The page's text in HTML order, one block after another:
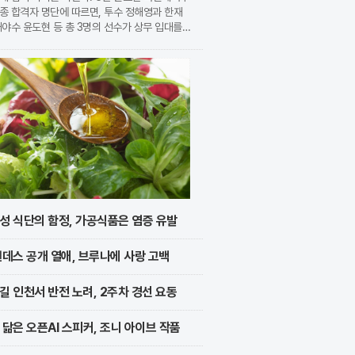
합격자 명단에 따르면, 투수 정해영과 한재
수 윤도현 등 총 3명의 선수가 상무 입대를
원하며 높은 경쟁률을 보였으나, 최종적으로 구
식단의 함정, 가공식품은 염증 유발
스 공개 열애, 브루나에 사랑 고백
인천서 반전 노려, 2주차 경선 요동
은 오픈AI 스피커, 조니 아이브 작품